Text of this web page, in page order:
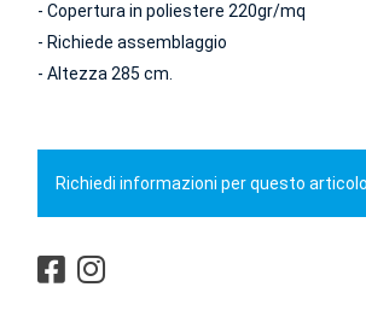
- Copertura in poliestere 220gr/mq
- Richiede assemblaggio
- Altezza 285 cm.
Richiedi informazioni per questo articolo